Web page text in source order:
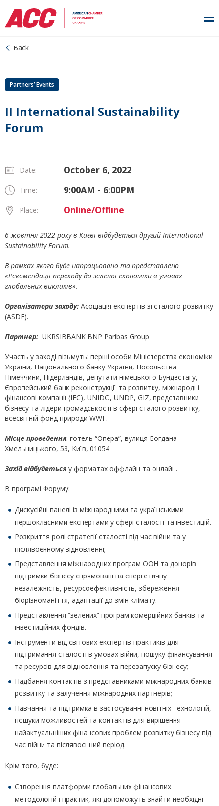
Back
Partners’ Events
ІІ International Sustainability
Forum
Date: October 6, 2022
Time: 9:00AM - 6:00PM
Place: Online/Offline
6 жовтня 2022 року в Києві відбудеться другий International
Sustainability Forum.
В рамках якого буде напрацьовано та представлено
«Рекомендації переходу до зеленої економіки в умовах
глобальних викликів».
Організатори заходу: Асоціація експертів зі сталого розвитку
(ASDE).
Партнер: UKRSIBBANK BNP Paribas Group
Участь у заході візьмуть: перші особи Міністерства економіки
України, Національного банку України, Посольства
Німеччини, Нідерландів, депутати німецького Бундестагу,
Європейський банк реконструкції та розвитку, міжнародні
фінансові компанії (IFC), UNIDO, UNDP, GIZ, представники
бізнесу та лідери громадськості в сфері сталого розвитку,
всесвітній фонд природи WWF.
Місце проведення: готель “Опера”, вулиця Богдана
Хмельницького, 53, Київ, 01054
Захід відбудеться у форматах оффлайн та онлайн.
В програмі Форуму:
Дискусійні панелі із міжнародними та українськими
першокласними експертами у сфері сталості та інвестицій.
Розкриття ролі стратегії сталості під час війни та у
післявоєнному відновленні;
Представлення міжнародних програм ООН та донорів
підтримки бізнесу спрямовані на енергетичну
незалежність, ресурсоефективність, збереження
біорізноманіття, адаптації до змін клімату.
Представлення “зелених” програм комерційних банків та
інвестиційних фондів.
Інструменти від світових експертів-практиків для
підтримання сталості в умовах війни, пошуку фінансування
та ресурсів для відновлення та перезапуску бізнесу;
Надбання контактів з представниками міжнародних банків
розвитку та залучення міжнародних партнерів;
Навчання та підтримка в застосуванні новітніх технологій,
пошуки можливостей та контактів для вирішення
найактуальніших фінансових проблем розвитку бізнесу під
час війни та післявоєнний період.
Крім того, буде:
Створення платформи глобальних фінансових
методологій і практик, які допоможуть знайти необхідні